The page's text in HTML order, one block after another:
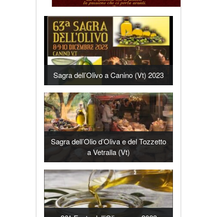
Sagra dell’Olivo a Canino (Vt) 2023
Sagra dell’Olio d’Oliva e del Tozzetto
a Vetralla (Vt)